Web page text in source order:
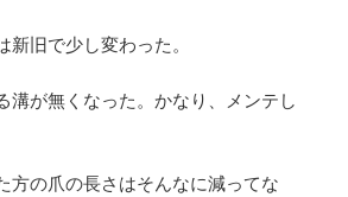
新旧で少し変わった。
溝が無くなった。かなり、メンテし
方の爪の長さはそんなに減ってな